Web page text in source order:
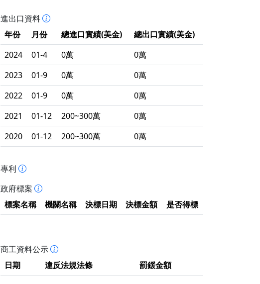
進出口資料
年份
月份 總進口實績(美金)
總出口實績(美金)
2024
01-4 0萬
0萬
2023
01-9 0萬
0萬
2022
01-9 0萬
0萬
2021
01-12 200~300萬
0萬
2020
01-12 200~300萬 0萬
專利
政府標案
標案名稱
機關名稱 決標日期 決標金額 是否得標
商工資料公示
日期
違反法規法條 罰鍰金額